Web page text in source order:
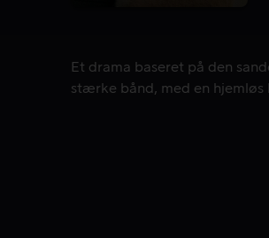
Et drama baseret på den
Et drama baseret på den
stærke bånd, med en hjemløs